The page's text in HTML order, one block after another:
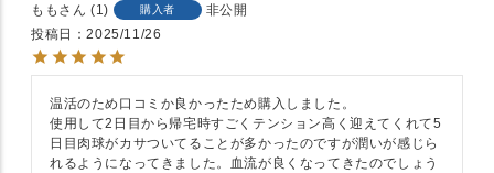
もも 1 購入者
非公開
投稿日
2025/11/26
温活のため口コミか良かったため購入しました。
使用して2日目から帰宅時すごくテンション高く迎えてくれて5
日目肉球がカサついてることが多かったのですが潤いが感じら
れるようになってきました。血流が良くなってきたのでしょう